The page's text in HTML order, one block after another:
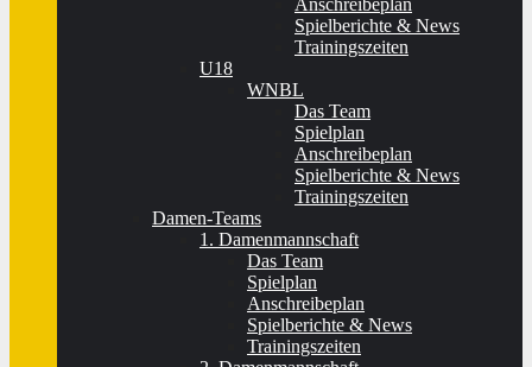
Anschreibeplan
Spielberichte & News
Trainingszeiten
U18
WNBL
Das Team
Spielplan
Anschreibeplan
Spielberichte & News
Trainingszeiten
Damen-Teams
1. Damenmannschaft
Das Team
Spielplan
Anschreibeplan
Spielberichte & News
Trainingszeiten